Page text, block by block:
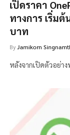
เปิดราคา
ทางการ เริ่ม
บาท
ByJamikorn
หลังจากเปิดตัวอย่าง